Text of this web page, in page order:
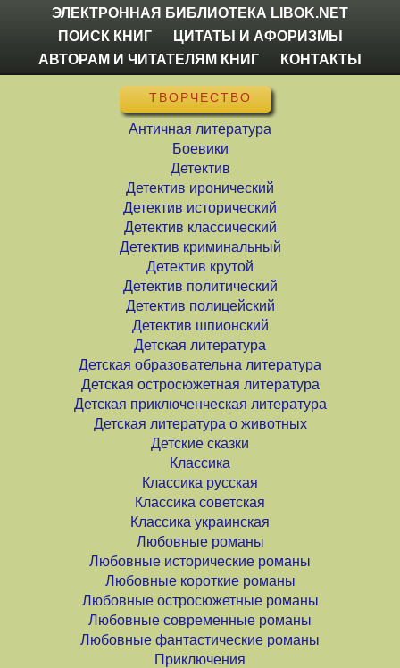
ЭЛЕКТРОННАЯ БИБЛИОТЕКА LIBOK.NET
ПОИСК КНИГ
ЦИТАТЫ И АФОРИЗМЫ
АВТОРАМ И ЧИТАТЕЛЯМ КНИГ
КОНТАКТЫ
ТВОРЧЕСТВО
Античная литература
Боевики
Детектив
Детектив иронический
Детектив исторический
Детектив классический
Детектив криминальный
Детектив крутой
Детектив политический
Детектив полицейский
Детектив шпионский
Детская литература
Детская образовательна литература
Детская остросюжетная литература
Детская приключенческая литература
Детская литература о животных
Детские сказки
Классика
Классика русская
Классика советская
Классика украинская
Любовные романы
Любовные исторические романы
Любовные короткие романы
Любовные остросюжетные романы
Любовные современные романы
Любовные фантастические романы
Приключения